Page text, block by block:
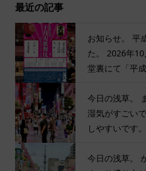
最近の記事
お知らせ。 平
た。 2026年
堂裏にて「平
今日の浅草。
湿気がすごい
しやすいです。
今日の浅草。